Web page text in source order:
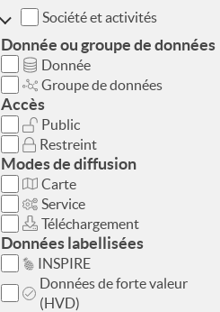
Société et activités
Donnée ou groupe de données
Donnée
Groupe de données
Accès
Public
Restreint
Modes de diffusion
Carte
Service
Téléchargement
Données labellisées
INSPIRE
Données de forte valeur
(HVD)